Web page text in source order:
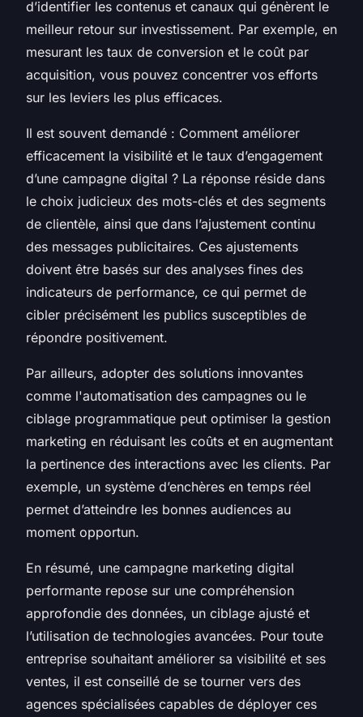
d’identifier les contenus et canaux qui génèrent le
meilleur retour sur investissement. Par exemple, en
mesurant les taux de conversion et le coût par
acquisition, vous pouvez concentrer vos efforts
sur les leviers les plus efficaces.
Il est souvent demandé : Comment améliorer
efficacement la visibilité et le taux d’engagement
d’une campagne digital ? La réponse réside dans
le choix judicieux des mots-clés et des segments
de clientèle, ainsi que dans l’ajustement continu
des messages publicitaires. Ces ajustements
doivent être basés sur des analyses fines des
indicateurs de performance, ce qui permet de
cibler précisément les publics susceptibles de
répondre positivement.
Par ailleurs, adopter des solutions innovantes
comme l'automatisation des campagnes ou le
ciblage programmatique peut optimiser la gestion
marketing en réduisant les coûts et en augmentant
la pertinence des interactions avec les clients. Par
exemple, un système d’enchères en temps réel
permet d’atteindre les bonnes audiences au
moment opportun.
En résumé, une campagne marketing digital
performante repose sur une compréhension
approfondie des données, un ciblage ajusté et
l’utilisation de technologies avancées. Pour toute
entreprise souhaitant améliorer sa visibilité et ses
ventes, il est conseillé de se tourner vers des
agences spécialisées capables de déployer ces